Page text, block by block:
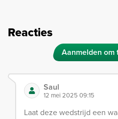
Reacties
Aanmelden om
Saul
12 mei 2025 09:15
Laat deze wedstrijd een